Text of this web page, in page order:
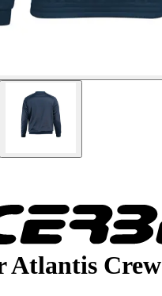
Atlantis Crew